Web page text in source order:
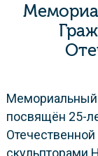
Мемориальный
посвящён 25-
скульпторами